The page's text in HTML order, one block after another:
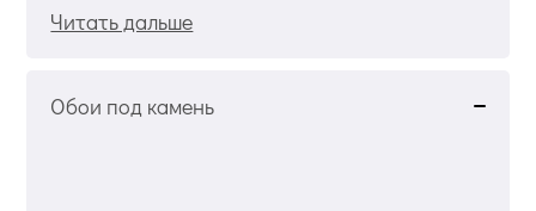
Читать дальше
Обои под камень